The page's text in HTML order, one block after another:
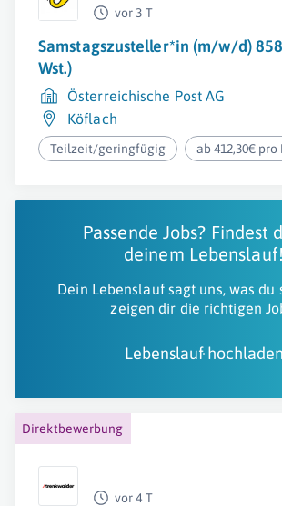
vor 3 T
Samstagszusteller*in (m/w/d)
Wst.)
Österreichische Post AG
Köflach
Teilzeit/geringfügig ab 412,30€
Passende Jobs? Findest
deinem Lebenslauf!
Dein Lebenslauf sagt uns, was du
zeigen dir die richtigen
Lebenslauf hochladen
Direktbewerbung
vor 4 T